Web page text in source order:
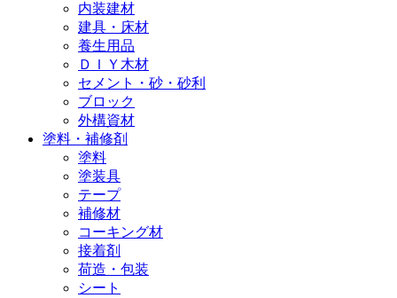
内装建材
建具・床材
養生用品
ＤＩＹ木材
セメント・砂・砂利
ブロック
外構資材
塗料・補修剤
塗料
塗装具
テープ
補修材
コーキング材
接着剤
荷造・包装
シート